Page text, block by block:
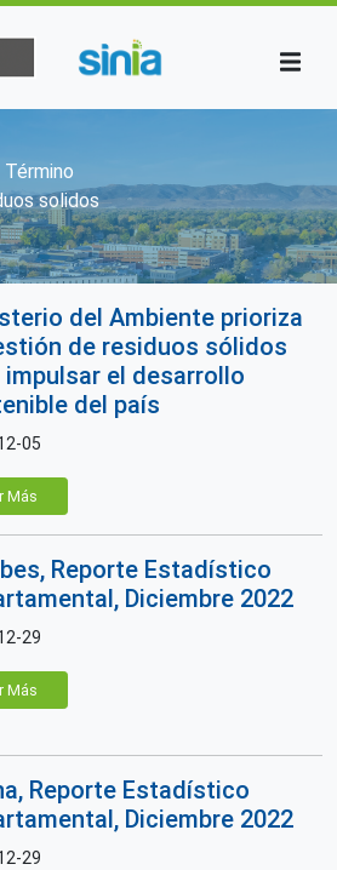
de ayuda a la
Término
solidos
del Ambiente prioriza
de residuos sólidos
impulsar el desarrollo
del país
05
Más
Reporte Estadístico
Diciembre 2022
29
Más
Reporte Estadístico
Diciembre 2022
29